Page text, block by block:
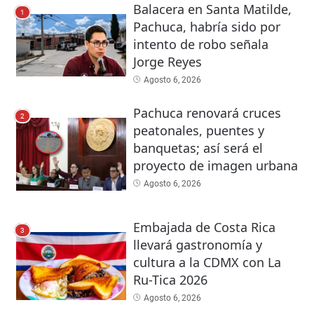
1
Balacera en Santa Matilde,
Pachuca, habría sido por
intento de robo señala
Jorge Reyes
Agosto 6, 2026
2
Pachuca renovará cruces
peatonales, puentes y
banquetas; así será el
proyecto de imagen urbana
Agosto 6, 2026
3
Embajada de Costa Rica
llevará gastronomía y
cultura a la CDMX con La
Ru-Tica 2026
Agosto 6, 2026